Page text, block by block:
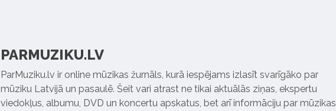
PARMUZIKU.LV
ParMuziku.lv ir online mūzikas žurnāls, kurā iespējams izlasīt svarīgāko par
mūziku Latvijā un pasaulē. Šeit vari atrast ne tikai aktuālās ziņas, ekspertu
viedokļus, albumu, DVD un koncertu apskatus, bet arī informāciju par mūzikas